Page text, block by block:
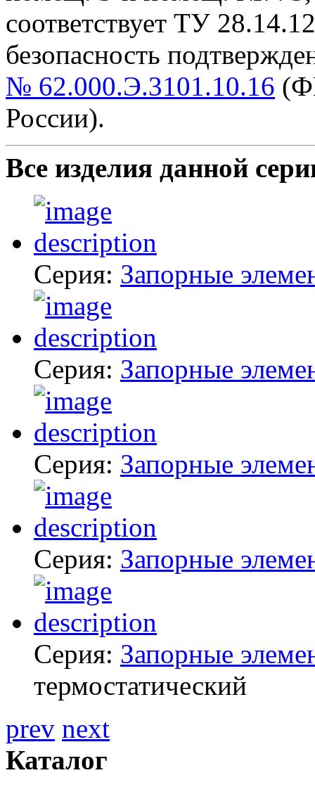
cоответствует ТУ
безопасность
№ 62.000.Э.3101.10.16
России).
Все изделия данной
Серия: Запорные
Серия: Запорные
Серия: Запорные
Серия: Запорные
Серия: Запорные
термостатический
prev next
Каталог